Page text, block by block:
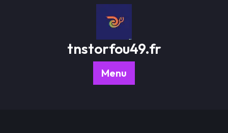
tnstorfou49.fr
Menu